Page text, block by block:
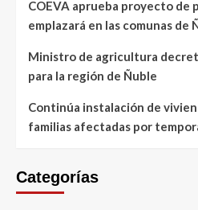
COEVA aprueba proyecto de
emplazará en las comunas de
Ministro de agricultura
para la región de Ñuble
Continúa instalación de
familias afectadas por
Categorías